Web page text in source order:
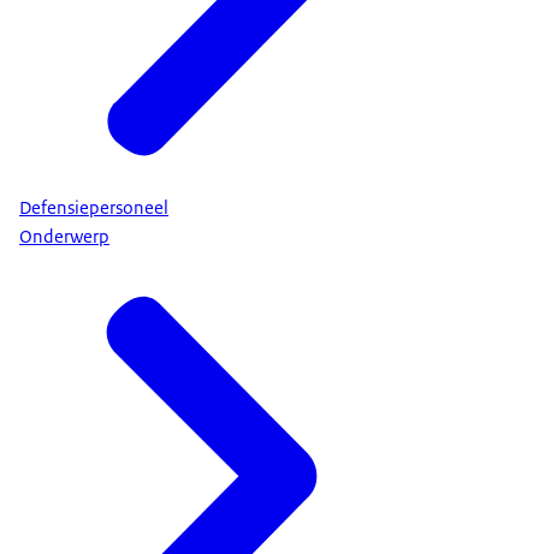
Defensiepersoneel
Onderwerp